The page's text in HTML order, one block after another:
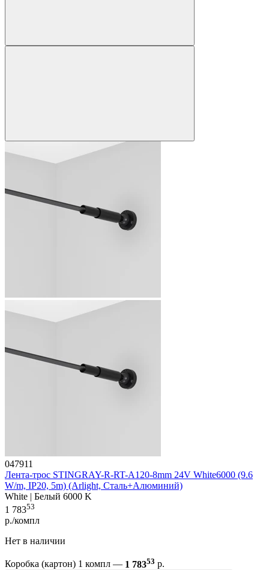
047911
Лента-трос STINGRAY-R-RT-A120-8mm 24V White6000 (9.6
W/m, IP20, 5m) (Arlight, Сталь+Алюминий)
White | Белый 6000 K
1 78353
р./компл
Нет в наличии
Коробка (картон) 1 компл — 1 78353 р.